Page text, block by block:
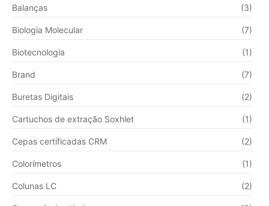
Balanças (3)
Biologia Molecular (7)
Biotecnologia (1)
Brand (7)
Buretas Digitais (2)
Cartuchos de extração Soxhlet (1)
Cepas certificadas CRM (2)
Colorímetros (1)
Colunas LC (2)